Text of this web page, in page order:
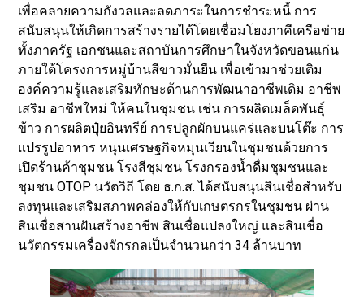
เพื่อคลายความกังวลและลดภาระในการชำระหนี้ การ
สนับสนุนให้เกิดการสร้างรายได้โดยเชื่อมโยงภาคีเครือข่าย
ทั้งภาครัฐ เอกชนและสถาบันการศึกษาในจังหวัดขอนแก่น
ภายใต้โครงการหมู่บ้านสีขาวมั่นยืน เพื่อเข้ามาช่วยเติม
องค์ความรู้และเสริมทักษะด้านการพัฒนาอาชีพเดิม อาชีพ
เสริม อาชีพใหม่ ให้คนในชุมชน เช่น การผลิตเมล็ดพันธุ์
ข้าว การผลิตปุ๋ยอินทรีย์ การปลูกผักบนแคร่และบนโต๊ะ การ
แปรรูปอาหาร หนุนเศรษฐกิจหมุนเวียนในชุมชนด้วยการ
เปิดร้านค้าชุมชน โรงสีชุมชน โรงกรองน้ำดื่มชุมชนและ
ชุมชน OTOP นวัตวิถี โดย ธ.ก.ส. ได้สนับสนุนสินเชื่อสำหรับ
ลงทุนและเสริมสภาพคล่องให้กับเกษตรกรในชุมชน ผ่าน
สินเชื่อสานฝันสร้างอาชีพ สินเชื่อแปลงใหญ่ และสินเชื่อ
นวัตกรรมเครื่องจักรกลเป็นจำนวนกว่า 34 ล้านบาท